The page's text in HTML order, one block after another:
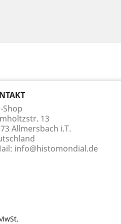
Shop
13
Allmersbach i.T.
info@histomondial.de